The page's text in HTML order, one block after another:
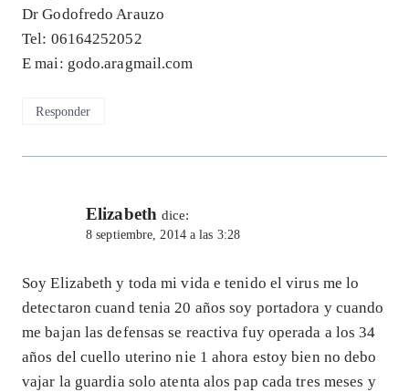
Dr Godofredo Arauzo
Tel: 06164252052
E mai: godo.aragmail.com
Responder
Elizabeth dice:
8 septiembre, 2014 a las 3:28
Soy Elizabeth y toda mi vida e tenido el virus me lo
detectaron cuand tenia 20 años soy portadora y cuando
me bajan las defensas se reactiva fuy operada a los 34
años del cuello uterino nie 1 ahora estoy bien no debo
vajar la guardia solo atenta alos pap cada tres meses y